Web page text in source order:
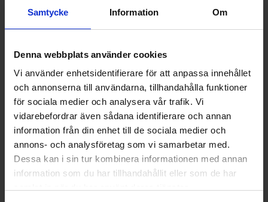
Samtycke Information Om
Denna webbplats använder cookies
Vi använder enhetsidentifierare för att anpassa innehållet
och annonserna till användarna, tillhandahålla funktioner
för sociala medier och analysera vår trafik. Vi
vidarebefordrar även sådana identifierare och annan
information från din enhet till de sociala medier och
annons- och analysföretag som vi samarbetar med.
Dessa kan i sin tur kombinera informationen med annan
information som du har tillhandahållit eller som de har
Luftkonditionering
Electrolux
EXP40U339CW - 14000BTU
WIFI
Höjd (cm): 80.2
Max rumstorlek kyla (m²): 57
Kylkapacitet (kW): 4
8 990:-
I lager